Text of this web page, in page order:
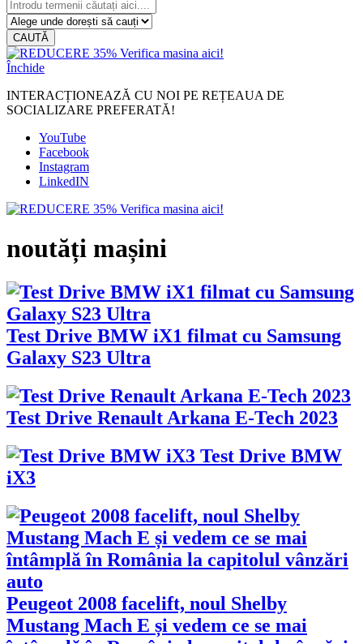
CAUTĂ
Închide
INTERACȚIONEAZĂ CU NOI PE REȚEAUA DE
SOCIALIZARE PREFERATĂ!
YouTube
Facebook
Instagram
LinkedIN
noutăți mașini
Test Drive BMW iX1 filmat cu Samsung
Galaxy S23 Ultra
Test Drive Renault Arkana E-Tech 2023
Test Drive BMW
iX3
Peugeot 2008 facelift, noul Shelby
Mustang Mach E și vedem ce se mai